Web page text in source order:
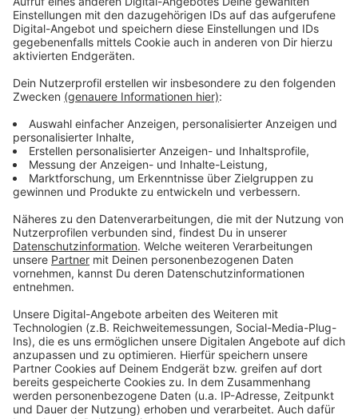
gesperrt.
Anzeige
Weitere Infos und Links zum Thema
Anzeige
Mehr Infos zum "Rund um die KÖ":
Hier informiert die Stadt:
In Düsseldorf ist viel los am Wochenende:
Anzeige
Anzeige